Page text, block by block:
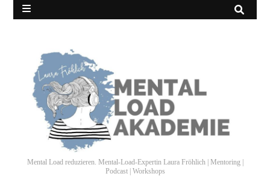
Mental Load reduzieren. Mental-Load-Expertin Laura Fröhlich | Mentoring |
Podcast | Workshops